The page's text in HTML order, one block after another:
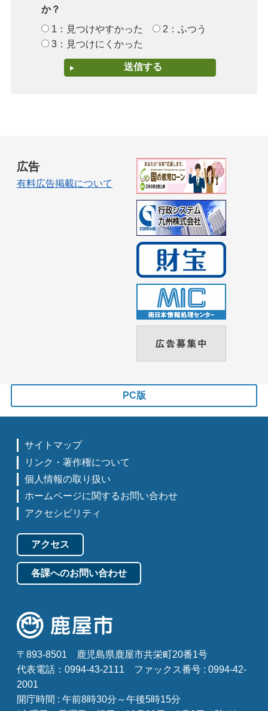
か？
1：見つけやすかった
2：ふつう
3：見つけにくかった
広告
有料広告掲載について
PC版
サイトマップ
リンク・著作権について
個人情報の取り扱い
ホームページに関するお問い合わせ
アクセシビリティ
アクセス
各課へのお問い合わせ
〒893-8501
鹿児島県鹿屋市共栄町20番1号
代表電話：0994-43-2111
ファックス番号 : 0994-42-
2001
開庁時間 : 午前8時30分～午後5時15分